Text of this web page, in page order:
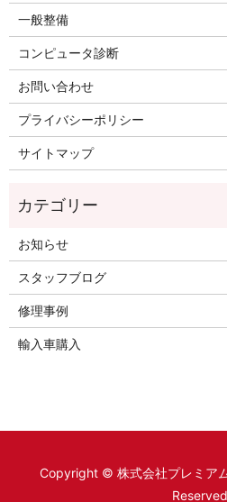
一般整備
コンピュータ診断
お問い合わせ
プライバシーポリシー
サイトマップ
お知らせ
スタッフブログ
修理事例
輸入車購入
Copyright © 株式会社プレミア